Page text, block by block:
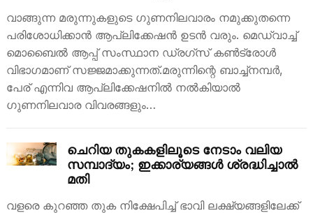
വാങ്ങുന്ന മരുന്നുകളുടെ ഗുണനിലവാരം നമുക്കുതന്നെ
പരിശോധിക്കാൻ ആപ്ലിക്കേഷൻ ഉടൻ വരും. മെഡ്‌വാച്ച്
മൊബൈൽ ആപ്പ് സംസ്ഥാന ഡ്രഗ്‌സ് കൺട്രോൾ
വിഭാഗമാണ് സജ്ജമാക്കുന്നത്.മരുന്നിന്റെ ബാച്ച്നമ്പർ,
പേര് എന്നിവ ആപ്ലിക്കേഷനിൽ നൽകിയാൽ
ഗുണനിലവാര വിവരങ്ങളും…
ചെറിയ തുകകളിലൂടെ നേടാം വലിയ
സമ്പാദ്യം; ഇക്കാര്യങ്ങൾ ശ്രദ്ധിച്ചാൽ
മതി
വളരെ കുറഞ്ഞ തുക നിക്ഷേപിച്ച് ഭാവി ലക്ഷ്യങ്ങളിലേക്ക്